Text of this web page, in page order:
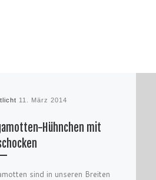
11. März 2014
Hühnchen mit
sind in unseren Breiten